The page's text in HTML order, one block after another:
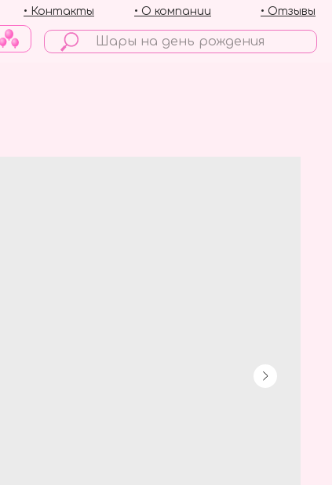
• Отзывы
• О компании
• Контакты